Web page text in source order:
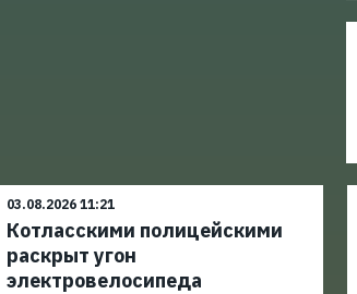
03.08.2026 11:21
Котласскими полицейскими
раскрыт угон
электровелосипеда